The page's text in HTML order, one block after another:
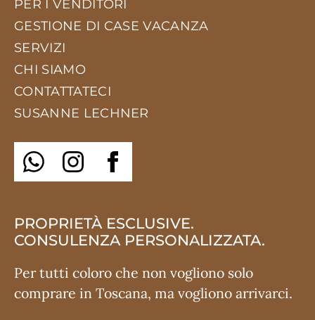
PER I VENDITORI
GESTIONE DI CASE VACANZA
SERVIZI
CHI SIAMO
CONTATTATECI
SUSANNE LECHNER
PROPRIETÀ ESCLUSIVE.
CONSULENZA PERSONALIZZATA.
Per tutti coloro che non vogliono solo
comprare in Toscana, ma vogliono arrivarci.